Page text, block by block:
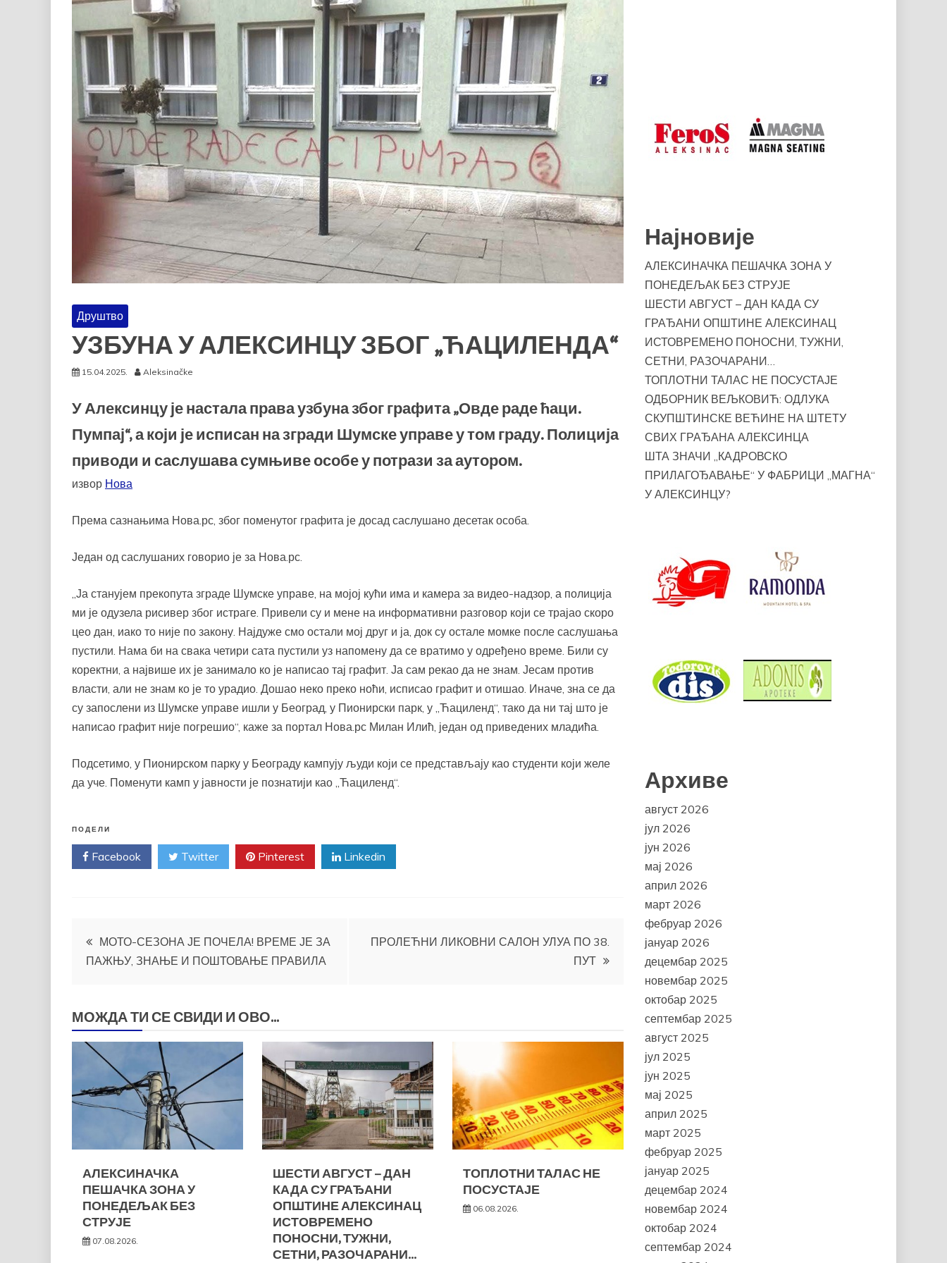
Друштво
УЗБУНА У АЛЕКСИНЦУ ЗБОГ „ЋАЦИЛЕНДА“
15.04.2025. Aleksinačke
У Алексинцу је настала права узбуна због графита „Овде раде ћаци.
Пумпај“, а који је исписан на згради Шумске управе у том граду. Полиција
приводи и саслушава сумњиве особе у потрази за аутором.
извор Нова
Према сазнањима Нова.рс, због поменутог графита је досад саслушано десетак особа.
Један од саслушаних говорио је за Нова.рс.
„Ја станујем прекопута зграде Шумске управе, на мојој кући има и камера за видео-надзор, а полиција
ми је одузела рисивер због истраге. Привели су и мене на информативни разговор који се трајао скоро
цео дан, иако то није по закону. Најдуже смо остали мој друг и ја, док су остале момке после саслушања
пустили. Нама би на свака четири сата пустили уз напомену да се вратимо у одређено време. Били су
коректни, а највише их је занимало ко је написао тај графит. Ја сам рекао да не знам. Јесам против
власти, али не знам ко је то урадио. Дошао неко преко ноћи, исписао графит и отишао. Иначе, зна се да
су запослени из Шумске управе ишли у Београд, у Пионирски парк, у „Ћациленд“, тако да ни тај што је
написао графит није погрешио“, каже за портал Нова.рс Милан Илић, један од приведених младића.
Подсетимо, у Пионирском парку у Београду кампују људи који се представљају као студенти који желе
да уче. Поменути камп у јавности је познатији као „Ћациленд“.
ПОДЕЛИ
Facebook Twitter Pinterest Linkedin
Кретање
чланка
МОТО-СЕЗОНА ЈЕ ПОЧЕЛА! ВРЕМЕ ЈЕ ЗА
ПАЖЊУ, ЗНАЊЕ И ПОШТОВАЊЕ ПРАВИЛА
ПРОЛЕЋНИ ЛИКОВНИ САЛОН УЛУА ПО 38.
ПУТ
МОЖДА ТИ СЕ СВИДИ И ОВО...
АЛЕКСИНАЧКА
ПЕШАЧКА ЗОНА У
ПОНЕДЕЉАК БЕЗ
СТРУЈЕ
07.08.2026.
ШЕСТИ АВГУСТ – ДАН
КАДА СУ ГРАЂАНИ
ОПШТИНЕ АЛЕКСИНАЦ
ИСТОВРЕМЕНО
ПОНОСНИ, ТУЖНИ,
СЕТНИ, РАЗОЧАРАНИ…
ТОПЛОТНИ ТАЛАС НЕ
ПОСУСТАЈЕ
06.08.2026.
Најновије
АЛЕКСИНАЧКА ПЕШАЧКА ЗОНА У
ПОНЕДЕЉАК БЕЗ СТРУЈЕ
ШЕСТИ АВГУСТ – ДАН КАДА СУ
ГРАЂАНИ ОПШТИНЕ АЛЕКСИНАЦ
ИСТОВРЕМЕНО ПОНОСНИ, ТУЖНИ,
СЕТНИ, РАЗОЧАРАНИ…
ТОПЛОТНИ ТАЛАС НЕ ПОСУСТАЈЕ
ОДБОРНИК ВЕЉКОВИЋ: ОДЛУКА
СКУПШТИНСКЕ ВЕЋИНЕ НА ШТЕТУ
СВИХ ГРАЂАНА АЛЕКСИНЦА
ШТА ЗНАЧИ „КАДРОВСКО
ПРИЛАГОЂАВАЊЕ“ У ФАБРИЦИ „МАГНА“
У АЛЕКСИНЦУ?
Архиве
август 2026
јул 2026
јун 2026
мај 2026
април 2026
март 2026
фебруар 2026
јануар 2026
децембар 2025
новембар 2025
октобар 2025
септембар 2025
август 2025
јул 2025
јун 2025
мај 2025
април 2025
март 2025
фебруар 2025
јануар 2025
децембар 2024
новембар 2024
октобар 2024
септембар 2024